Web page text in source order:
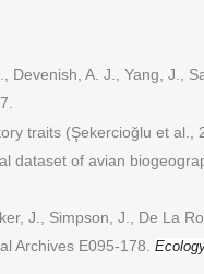
Devenish, A. J., Yang, J.,
traits (Şekercioğlu et al.,
dataset of avian
J., Simpson, J., De La
Archives E095‐178.